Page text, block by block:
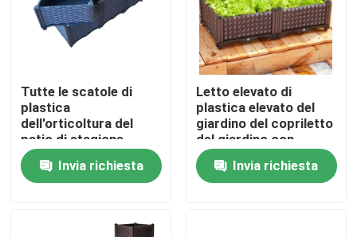
Contattaci
notizie
Tutti i casi
Tutte le scatole di
plastica
dell'orticoltura del
patio di stagione
sopravvivono la prova
Invia richiesta
Letto elevato di
plastica elevato del
giardino del copriletto
del giardino con
contributo al fiore
all'aperto e
dell'interno che pianta
Invia richiesta